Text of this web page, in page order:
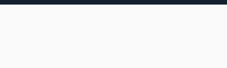
地：D-70180 シュトゥットガルト